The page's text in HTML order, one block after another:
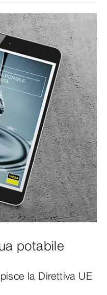
potabile
la Direttiva UE